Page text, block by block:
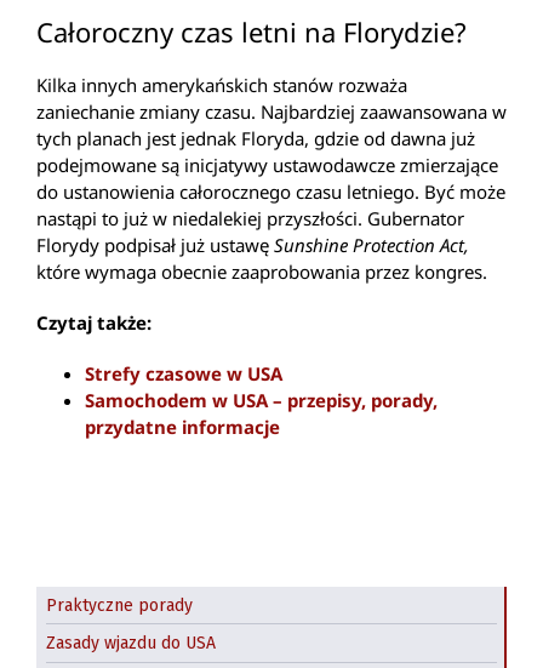
Całoroczny czas letni na Florydzie?
Kilka innych amerykańskich stanów rozważa
zaniechanie zmiany czasu. Najbardziej zaawansowana w
tych planach jest jednak Floryda, gdzie od dawna już
podejmowane są inicjatywy ustawodawcze zmierzające
do ustanowienia całorocznego czasu letniego. Być może
nastąpi to już w niedalekiej przyszłości. Gubernator
Florydy podpisał już ustawę Sunshine Protection Act,
które wymaga obecnie zaaprobowania przez kongres.
Czytaj także:
Strefy czasowe w USA
Samochodem w USA – przepisy, porady,
przydatne informacje
Praktyczne porady
Zasady wjazdu do USA